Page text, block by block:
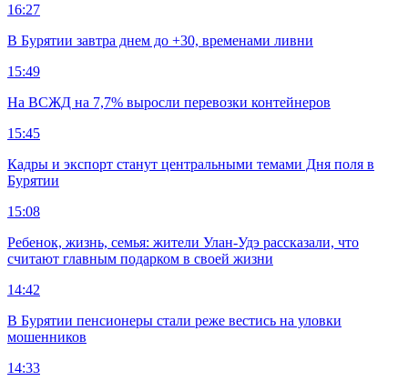
16:27
В Бурятии завтра днем до +30, временами ливни
15:49
На ВСЖД на 7,7% выросли перевозки контейнеров
15:45
Кадры и экспорт станут центральными темами Дня поля в
Бурятии
15:08
Ребенок, жизнь, семья: жители Улан-Удэ рассказали, что
считают главным подарком в своей жизни
14:42
В Бурятии пенсионеры стали реже вестись на уловки
мошенников
14:33